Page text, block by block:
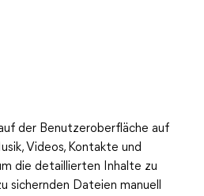
der Benutzeroberfläche auf
Videos, Kontakte und
die detaillierten Inhalte zu
sichernden Dateien manuell